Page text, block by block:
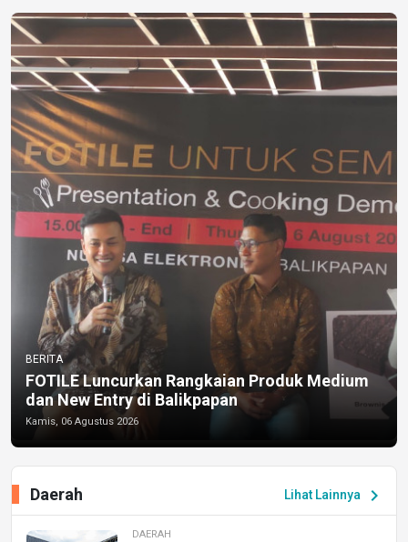
BERITA
FOTILE Luncurkan Rangkaian Produk Medium
dan New Entry di Balikpapan
Kamis, 06 Agustus 2026
Lihat Lainnya chevron_right
Daerah
DAERAH